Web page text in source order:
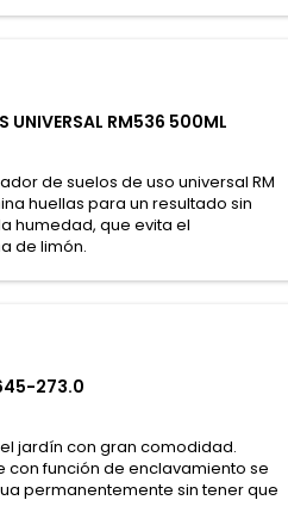
UNIVERSAL RM536 500ML
de suelos de uso universal RM
huellas para un resultado sin
humedad, que evita el
de limón.
273.0
jardín con gran comodidad.
con función de enclavamiento se
permanentemente sin tener que